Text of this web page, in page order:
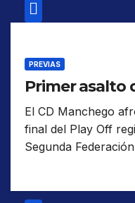
PREVIAS
Primer asalto
El CD Manchego
final del Play Off
Segunda